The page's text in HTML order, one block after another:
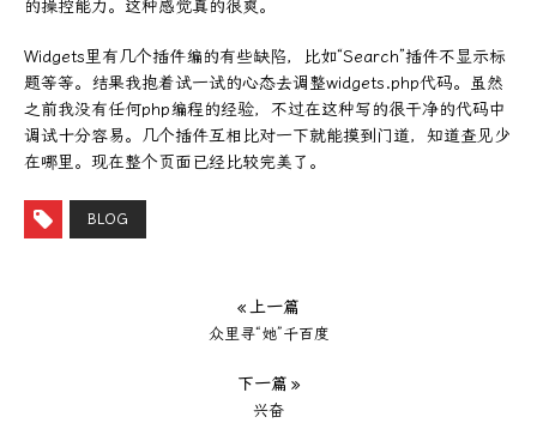
的操控能力。这种感觉真的很爽。
Widgets里有几个插件编的有些缺陷，比如“Search”插件不显示标
题等等。结果我抱着试一试的心态去调整widgets.php代码。虽然
之前我没有任何php编程的经验，不过在这种写的很干净的代码中
调试十分容易。几个插件互相比对一下就能摸到门道，知道查见少
在哪里。现在整个页面已经比较完美了。
BLOG
« 上一篇
众里寻“她”千百度
下一篇 »
兴奋